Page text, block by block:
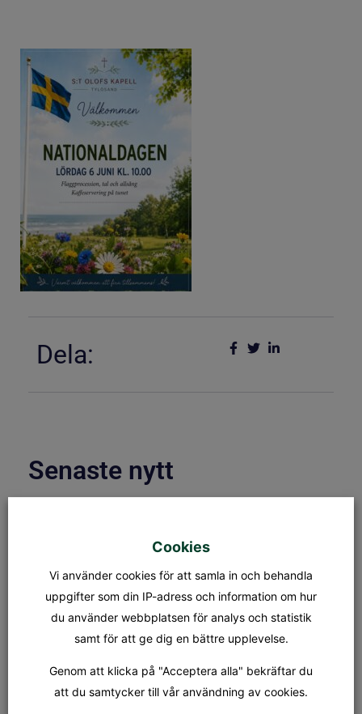
Dela:
Senaste nytt
S:t Olofs kansli öppettider Måndag
– fredag: 08.00 – 15.00
Lunchstängt: 12.30 – 13.00 Fredag
31/7 stänger kansliet kl 12.00.
Kapellet Står öppet från och
MÄSSA
SÖNDAG 9 AUGUSTI KL.18.00
Tionde söndagen efter trefaldighet
Dagens tema: Nådens gåvor Präst:
Jan-Evert Petersson Musiker:
Cookies
Vi använder cookies för att samla in och behandla
uppgifter som din IP-adress och information om hur
du använder webbplatsen för analys och statistik
samt för att ge dig en bättre upplevelse.
Genom att klicka på "Acceptera alla" bekräftar du
att du samtycker till vår användning av cookies.